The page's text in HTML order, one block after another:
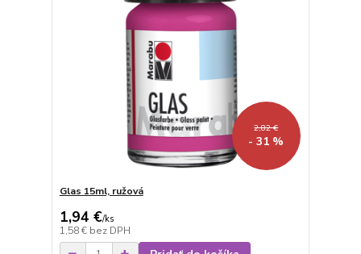
2,82 €
- 31 %
Glas 15ml, ružová
1,94 €/ks
1,58 € bez DPH